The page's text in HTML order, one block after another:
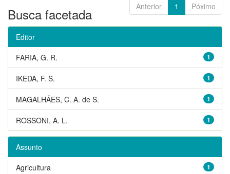
Anterior 1 Póximo
Busca facetada
Editor
1
FARIA, G. R.
1
IKEDA, F. S.
1
MAGALHÃES, C. A. de S.
1
ROSSONI, A. L.
Assunto
1
Agricultura